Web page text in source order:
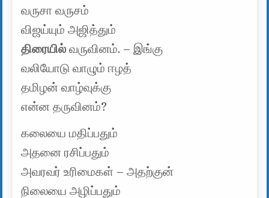
வருசா வருசம்
விஜய்யும் அஜித்தும்
திரையில் வருவினம். – இங்கு
வலியோடு வாழும் ஈழத்
தமிழன் வாழ்வுக்கு
என்ன தருவினம்?
கலையை மதிப்பதும்
அதனை ரசிப்பதும்
அவரவர் உரிமைகள் – அதற்குன்
நிலையை அழிப்பதும்